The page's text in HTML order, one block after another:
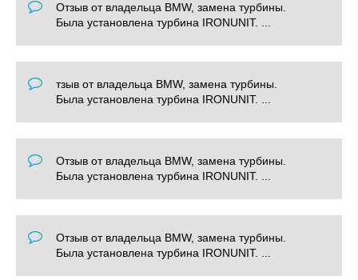
Отзыв от владельца BMW, замена турбины.
Была установлена турбина IRONUNIT. ...
тзыв от владельца BMW, замена турбины.
Была установлена турбина IRONUNIT. ...
Отзыв от владельца BMW, замена турбины.
Была установлена турбина IRONUNIT. ...
Отзыв от владельца BMW, замена турбины.
Была установлена турбина IRONUNIT. ...